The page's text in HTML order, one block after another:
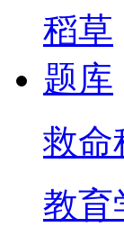
救命
教育